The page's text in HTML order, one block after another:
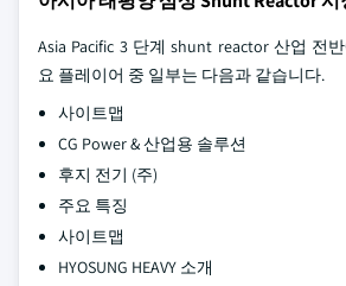
Asia Pacific 3 단계 shunt reactor 산업 전
요 플레이어 중 일부는 다음과 같습니다.
사이트맵
CG Power & 산업용 솔루션
후지 전기 (주)
주요 특징
사이트맵
HYOSUNG HEAVY 소개